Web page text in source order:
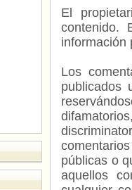
El
contenido.
información
Los
publicados
públicas o
aquellos